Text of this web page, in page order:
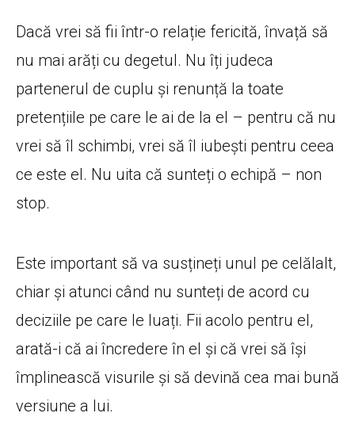
Dacă vrei să fii într-o relație fericită, învață să
nu mai arăți cu degetul. Nu îți judeca
partenerul de cuplu și renunță la toate
pretențiile pe care le ai de la el – pentru că nu
vrei să îl schimbi, vrei să îl iubești pentru ceea
ce este el. Nu uita că sunteți o echipă – non
stop.
Este important să va susțineți unul pe celălalt,
chiar și atunci când nu sunteți de acord cu
deciziile pe care le luați. Fii acolo pentru el,
arată-i că ai încredere în el și că vrei să își
împlinească visurile și să devină cea mai bună
versiune a lui.